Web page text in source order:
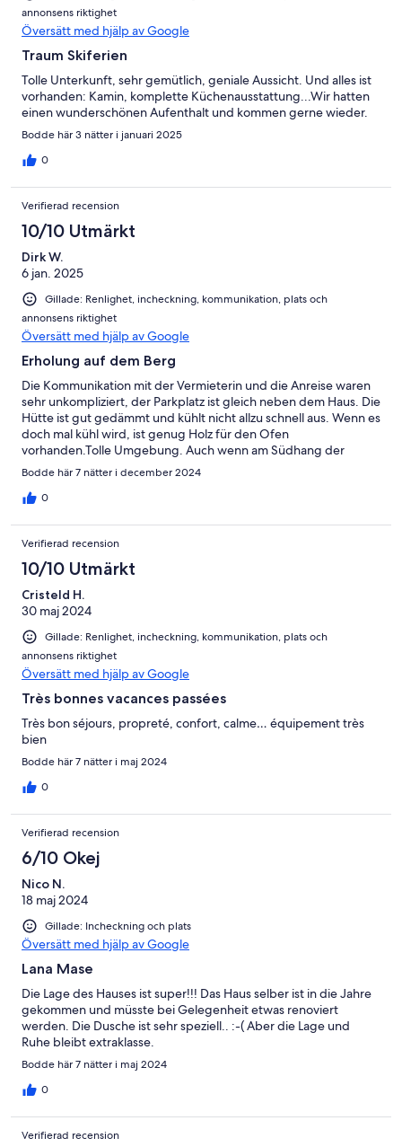
annonsens riktighet
Översätt med hjälp av Google
Traum Skiferien
Tolle Unterkunft, sehr gemütlich, geniale Aussicht. Und alles ist
vorhanden: Kamin, komplette Küchenausstattung...Wir hatten
einen wunderschönen Aufenthalt und kommen gerne wieder.
Bodde här 3 nätter i januari 2025
0
Verifierad recension
10/10 Utmärkt
Dirk W.
6 jan. 2025
Gillade: Renlighet, incheckning, kommunikation, plats och
annonsens riktighet
Översätt med hjälp av Google
Erholung auf dem Berg
Die Kommunikation mit der Vermieterin und die Anreise waren
sehr unkompliziert, der Parkplatz ist gleich neben dem Haus. Die
Hütte ist gut gedämmt und kühlt nicht allzu schnell aus. Wenn es
doch mal kühl wird, ist genug Holz für den Ofen
vorhanden.Tolle Umgebung. Auch wenn am Südhang der
Schnee auf den offenen Wiesen schon weg ist, so liegt am Berg
der Streusiedlung gibt es ein großes Gebiet zum wandern und
der städtischen Enge.
Bodde här 7 nätter i december 2024
0
Verifierad recension
10/10 Utmärkt
Cristeld H.
30 maj 2024
Gillade: Renlighet, incheckning, kommunikation, plats och
annonsens riktighet
Översätt med hjälp av Google
Très bonnes vacances passées
Très bon séjours, propreté, confort, calme… équipement très
bien
Bodde här 7 nätter i maj 2024
0
Verifierad recension
6/10 Okej
Nico N.
18 maj 2024
Gillade: Incheckning och plats
Översätt med hjälp av Google
Lana Mase
Die Lage des Hauses ist super!!! Das Haus selber ist in die Jahre
gekommen und müsste bei Gelegenheit etwas renoviert
werden. Die Dusche ist sehr speziell.. :-( Aber die Lage und
Ruhe bleibt extraklasse.
Bodde här 7 nätter i maj 2024
0
Verifierad recension